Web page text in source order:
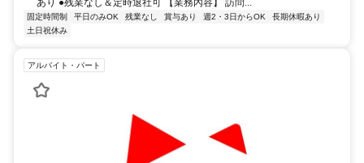
固定時間制 平日のみOK 残業なし 賞与あり 週2・3日からOK
長期休暇あり
土日祝休み
アルバイト・パート